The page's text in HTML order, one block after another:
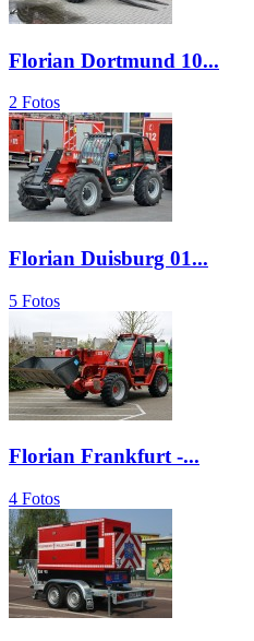
Florian Dortmund 10...
2 Fotos
Florian Duisburg 01...
5 Fotos
Florian Frankfurt -...
4 Fotos